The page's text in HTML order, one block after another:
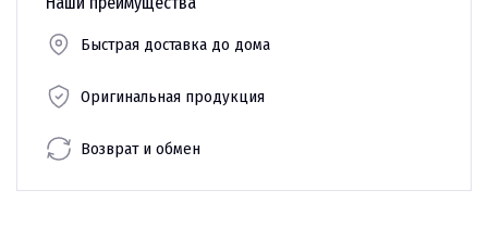
Быстрая доставка до дома
Оригинальная продукция
Возврат и обмен